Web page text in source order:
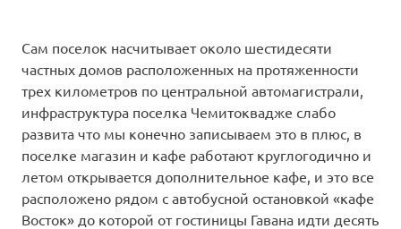
Сам поселок насчитывает около шестидесяти
частных домов расположенных на протяженности
трех километров по центральной автомагистрали,
инфраструктура поселка Чемитоквадже слабо
развита что мы конечно записываем это в плюс, в
поселке магазин и кафе работают круглогодично и
летом открывается дополнительное кафе, и это все
расположено рядом с автобусной остановкой «кафе
Восток» до которой от гостиницы Гавана идти десять